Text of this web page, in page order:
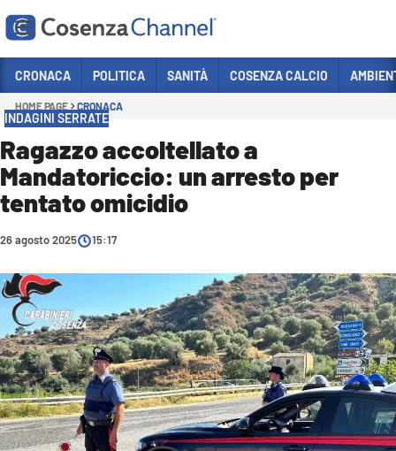
Sezioni
POLITICA
COSENZA CALCIO
ECONOMIA E LAVORO
SANITÀ
SPORT
CULTURA
AMBIENTE
Streaming
CRONACA POLITICA SANITÀ COSENZA CALCIO
HOME PAGE CRONACA
INDAGINI SERRATE
Ragazzo accoltellato a
Mandatoriccio: un arresto per
tentato omicidio
26 agosto 2025 15:17